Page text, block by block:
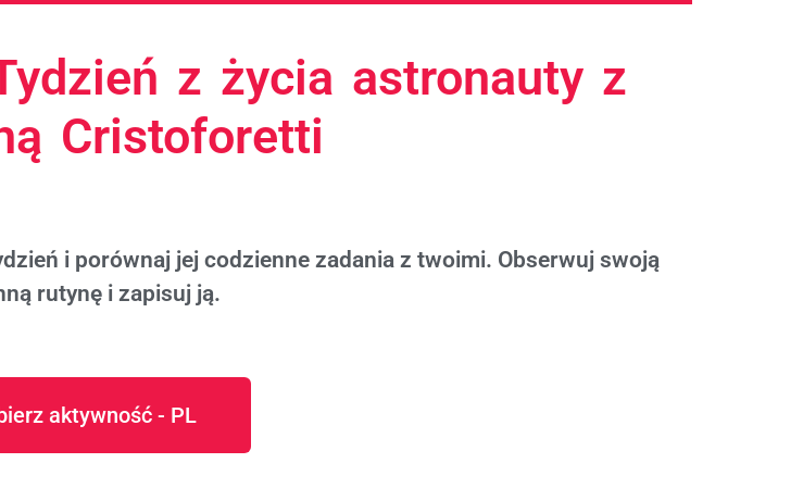
z życia astronauty z
Cristoforetti
i porównaj jej codzienne zadania z twoimi. Obserwuj swoją
rutynę i zapisuj ją.
aktywność - PL